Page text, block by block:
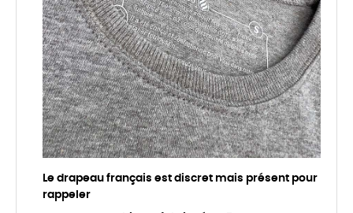
Le drapeau français est discret mais présent pour
rappeler